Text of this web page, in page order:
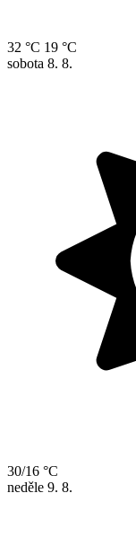
32 °C 19 °C
sobota 8. 8.
30/16 °C
neděle 9. 8.